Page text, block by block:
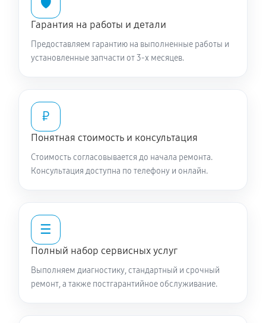
🛡️
Гарантия на работы и детали
Предоставляем гарантию на выполненные работы и
установленные запчасти от 3-х месяцев.
₽
Понятная стоимость и консультация
Стоимость согласовывается до начала ремонта.
Консультация доступна по телефону и онлайн.
☰
Полный набор сервисных услуг
Выполняем диагностику, стандартный и срочный
ремонт, а также постгарантийное обслуживание.